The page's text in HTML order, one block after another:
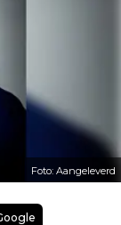
Foto: Aangeleverd